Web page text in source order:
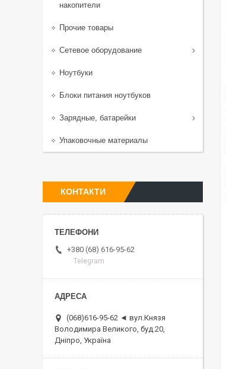
накопители
Прочие товары
Сетевое оборудование
Ноутбуки
Блоки питания ноутбуков
Зарядные, батарейки
Упаковочные материалы
КОНТАКТИ
+380 (68) 616-95-62
Telegram
(068)616-95-62 ◄ вул.Князя
Володимира Великого, буд.20,
Дніпро, Україна